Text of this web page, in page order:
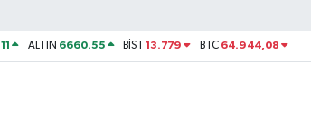
ALTIN 6660.55 BİST13.779 BTC 64.944,08